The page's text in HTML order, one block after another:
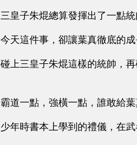
三皇子朱焜總算發揮出了一點
今天這件事，卻讓葉真徹底的
碰上三皇子朱焜這樣的統帥，
霸道一點，強橫一點，誰敢給
少年時書本上學到的禮儀，在